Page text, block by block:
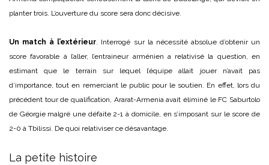
planter trois. L’ouverture du score sera donc décisive.
Un match à l’extérieur. Interrogé sur la nécessité absolue d’obtenir un
score favorable à l’aller, l’entraineur arménien a relativisé la question, en
estimant que le terrain sur lequel l’équipe allait jouer n’avait pas
d’importance, tout en remerciant le public pour le soutien. En effet, lors du
précédent tour de qualification, Ararat-Armenia avait éliminé le FC Saburtolo
de Géorgie malgré une défaite 2-1 à domicile, en s’imposant sur le score de
2-0 à Tbilissi. De quoi relativiser ce désavantage.
La petite histoire